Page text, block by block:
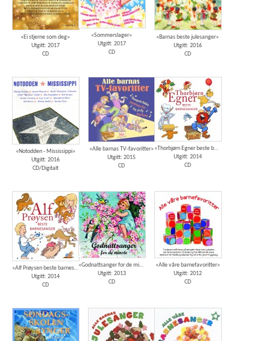
«Ei stjerne som deg»
Utgitt: 2017
CD
«Sommerslager»
Utgitt: 2017
CD
«Barnas beste julesanger»
Utgitt: 2016
CD
«Notodden - Mississippi»
Utgitt: 2016
CD/Digitalt
«Alle barnas TV-favoritter»
Utgitt: 2015
CD
«Thorbjørn Egner beste barnesanger»
Utgitt: 2014
CD
«Alf Prøysen beste barnesanger»
Utgitt: 2014
CD
«Godnattsanger for de minste»
Utgitt: 2013
CD
«Alle våre barnefavoritter»
Utgitt: 2012
CD